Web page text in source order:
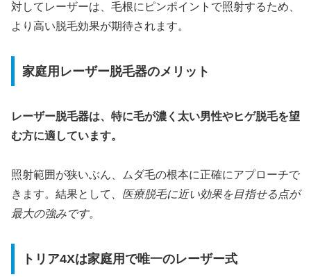
対してレーザーは、毛根にピンポイントで照射するため、
より高い脱毛効果が期待されます。
家庭用レーザー脱毛器のメリット
レーザー脱毛器は、特に毛が濃く太い男性やヒゲ脱毛を望
む方に適しています。
照射範囲が狭いぶん、ムダ毛の根本に正確にアプローチで
きます。結果として 、医療脱毛に近い効果を目指せる点が
最大の強みです。
トリア4Xは家庭用で唯一のレーザー式